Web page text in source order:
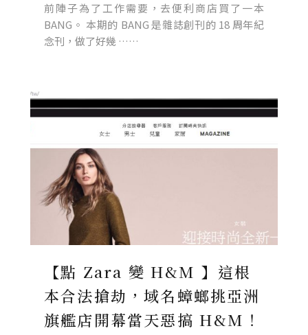
前陣子為了工作需要，去便利商店買了一本
BANG。 本期的 BANG 是雜誌創刊的 18 周年紀
念刊，做了好幾 ……
【點 Zara 變 H&M 】這根
本合法搶劫，域名蟑螂挑亞洲
旗艦店開幕當天惡搞 H&M！